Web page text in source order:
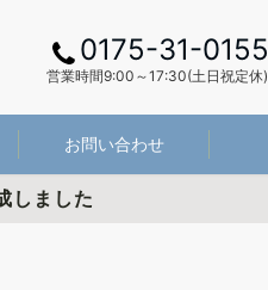
0175-31-0155
営業時間9:00～17:30(土日祝定休)
お問い合わせ
しました